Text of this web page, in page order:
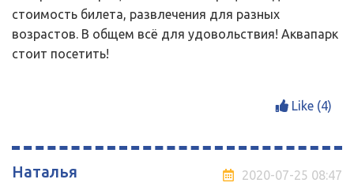
стоимость билета, развлечения для разных
возрастов. В общем всё для удовольствия! Аквапарк
стоит посетить!
Like (4)
Наталья
2020-07-25 08:47